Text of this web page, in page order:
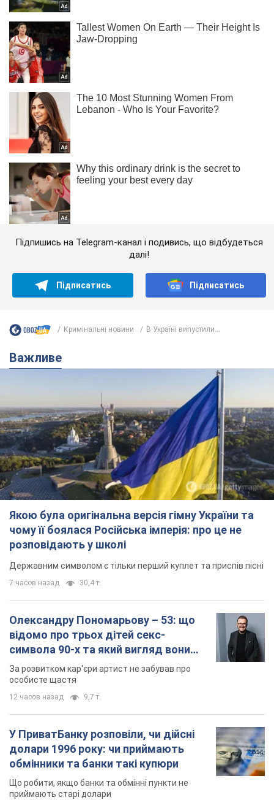
Підпишись на Telegram-канал і подивись, що відбудеться
далі!
Підписатись Підписатись
Кримінальні новини В Україні випустили...
Важливе
Якою була оригінальна версія гімну України та
чому її боялася Російська імперія: про це не
розповідають у школі
Державним символом є тільки перший куплет та приспів пісні
7 часов назад 30,4 т.
Олександру Пономарьову – 53: що
відомо про трьох дітей секс-
символа 90-х та який вигляд вони
мають
За розвитком кар'єри артист не забував про
особисте щастя
12 часов назад 9,7 т.
У ПриватБанку розповіли, чи дійсні
долари 1996 року: чи приймають
обмінники та банки такі купюри
Що робити, якщо банки та обмінні пункти не
приймають старі долари